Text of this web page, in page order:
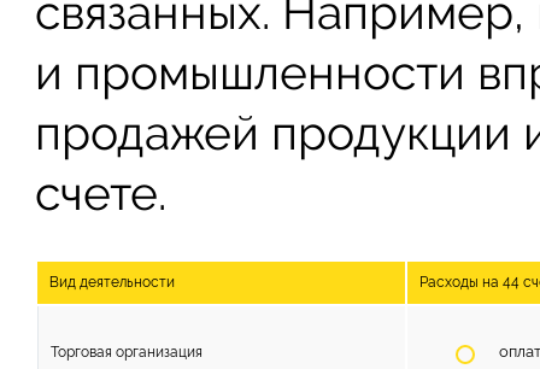
связанных. Например,
и промышленности
продажей продукции
счете.
Вид деятельности Расходы на 44
Торговая организация